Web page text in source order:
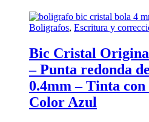
Boligrafos, Escritura y
Bic Cristal
– Punta redonda
0.4mm – Tinta con
Color Azul